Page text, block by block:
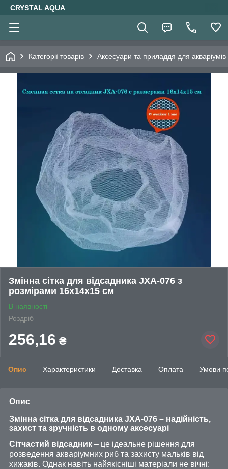
CRYSTAL AQUA
Категорії товарів Аксесуари та приладдя для акваріумів
Змінна сітка для відсадника JXA-076 з
розмірами 16х14х15 см
В наявності
Роздріб
256,16 ₴
Опис Характеристики Доставка Оплата Умови
Опис
Змінна сітка для відсадника JXA-076 – надійність,
захист та зручність в одному аксесуарі
Сітчастий відсадник – це ідеальне рішення для
розведення акваріумних риб та захисту мальків від
хижаків. Однак навіть найякісніші матеріали не вічні: